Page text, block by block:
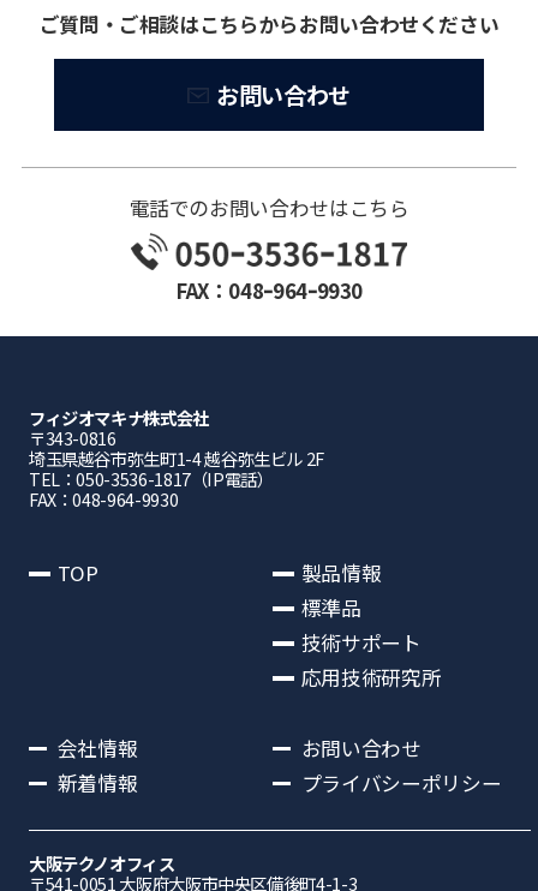
ご質問・ご相談はこちらからお問い合わせください
お問い合わせ
電話でのお問い合わせはこちら
FAX：048ｰ964ｰ9930
フィジオマキナ株式会社
〒343-0816
埼⽟県越⾕市弥⽣町1-4 越⾕弥⽣ビル 2F
TEL：050-3536-1817（IP電話）
FAX：048-964-9930
TOP
製品情報
標準品
技術サポート
応用技術研究所
会社情報
新着情報
お問い合わせ
プライバシーポリシー
大阪テクノオフィス
〒541-0051 ⼤阪府⼤阪市中央区備後町4-1-3